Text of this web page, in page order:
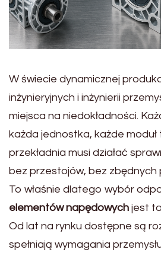
W świecie dynamicznej
inżynieryjnych i inżynierii
miejsca na niedokładności.
każda jednostka, każde moduł
przekładnia musi działać
bez przestojów, bez zbędnych
To właśnie dlatego wybór
elementów napędowych jest
Od lat na rynku dostępne są
spełniają wymagania